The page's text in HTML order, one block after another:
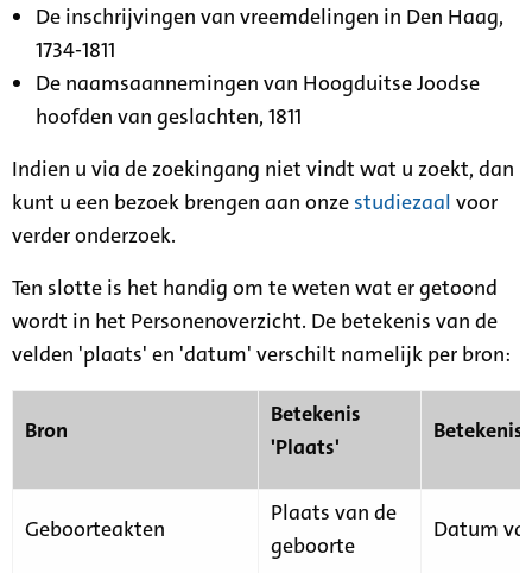
De inschrijvingen van vreemdelingen in Den Haag,
1734-1811
De naamsaannemingen van Hoogduitse Joodse
hoofden van geslachten, 1811
Indien u via de zoekingang niet vindt wat u zoekt, dan
kunt u een bezoek brengen aan onze studiezaal voor
verder onderzoek.
Ten slotte is het handig om te weten wat er getoond
wordt in het Personenoverzicht. De betekenis van de
velden 'plaats' en 'datum' verschilt namelijk per bron:
Bron
Betekenis
'Plaats'
Geboorteakten
Plaats van de
geboorte
Datum